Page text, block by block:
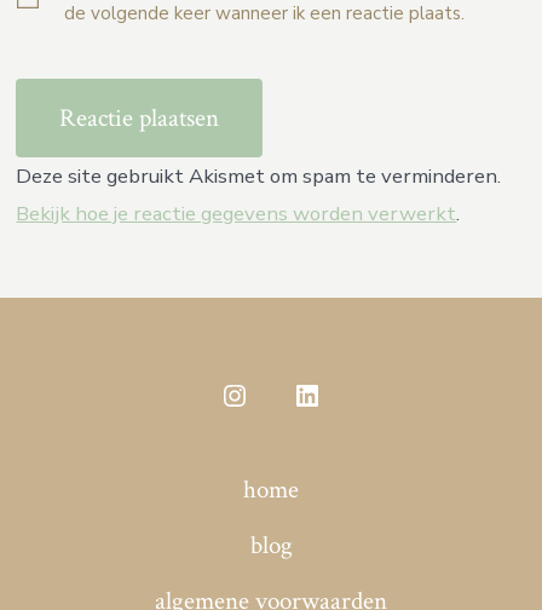
de volgende keer wanneer ik een reactie plaats.
Deze site gebruikt Akismet om spam te verminderen.
Bekijk hoe je reactie gegevens worden verwerkt.
Open
in
nieuwe
tab
Open
tab
home
blog
algemene voorwaarden